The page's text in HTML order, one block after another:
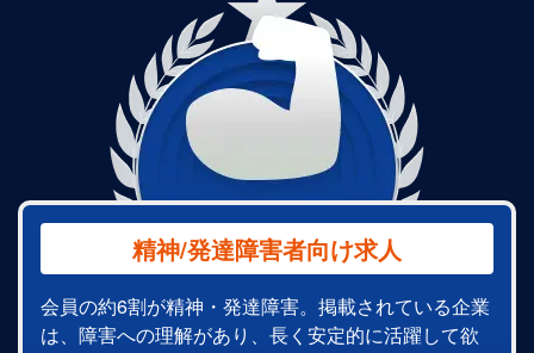
精神/発達障害者向け求人
会員の約6割が精神・発達障害。掲載されている企業
は、障害への理解があり、長く安定的に活躍して欲